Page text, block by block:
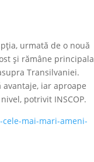
urmată de o nouă
și rămâne principala
Transilvaniei.
iar aproape
potrivit INSCOP.
mai-mari-ameni-